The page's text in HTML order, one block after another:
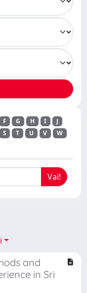
F G H I
J
S T U V
W
and
in Sri